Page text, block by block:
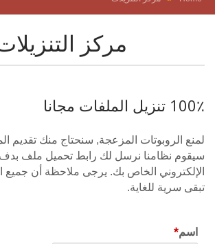
مركز
100٪ تنزيل الملفات مجانا
لمنع الروبوتات المزعجة, سنحتاج منك تقديم
سيقوم نظامنا نرسل لك رابط تحميل ملف
الإلكتروني الخاص بك. يرجى ملاحظة أن
تبقى سرية للغاية.
اسم*